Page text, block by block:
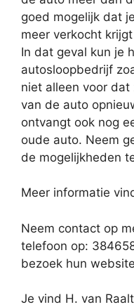
goed mogelijk dat
meer verkocht
In dat geval kun je
autosloopbedrijf
niet alleen voor
van de auto
ontvangt ook nog
oude auto. Neem
de mogelijkheden
Meer informatie
Neem contact op
telefoon op:
bezoek hun
Je vind H. van